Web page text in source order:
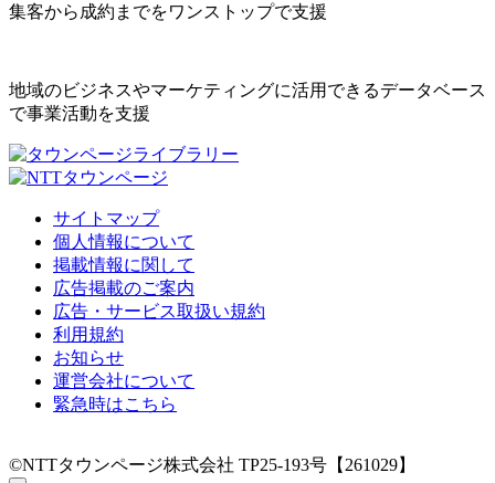
集客から成約までをワンストップで支援
地域のビジネスやマーケティングに活用できるデータベース
で事業活動を支援
サイトマップ
個人情報について
掲載情報に関して
広告掲載のご案内
広告・サービス取扱い規約
利用規約
お知らせ
運営会社について
緊急時はこちら
©NTTタウンページ株式会社 TP25-193号【261029】